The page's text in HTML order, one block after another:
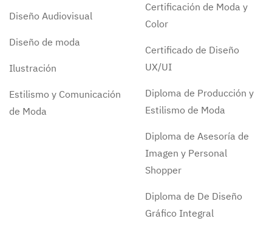
Diseño Audiovisual
Diseño de moda
Ilustración
Estilismo y Comunicación
de Moda
Certificación de Moda y
Color
Certificado de Diseño
UX/UI
Diploma de Producción y
Estilismo de Moda
Diploma de Asesoría de
Imagen y Personal
Shopper
Diploma de De Diseño
Gráfico Integral